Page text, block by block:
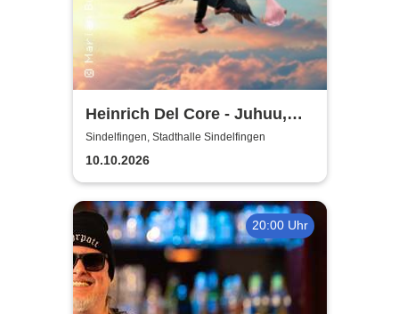
Heinrich Del Core - Juhuu,
meine Frau wird Oma
Sindelfingen, Stadthalle Sindelfingen
10.10.2026
20:00 Uhr